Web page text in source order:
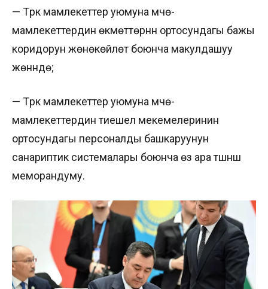
— Түрк мамлекеттер уюмуна мүчө-
мамлекеттердин өкмөттөрүнүн ортосундагы бажы
коридорун жөнөкөйлөтүү боюнча макулдашуу
жөнүндө;
— Түрк мамлекеттер уюмуна мүчө-
мамлекеттердин тиешелүү мекемелеринин
ортосундагы персоналды башкаруунун
санариптик системалары боюнча өз ара түшүнүшүү
меморандуму.